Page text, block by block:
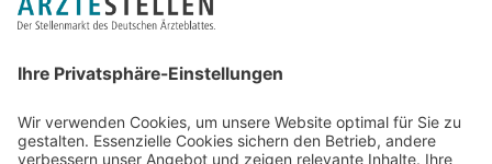
Kontakt
Datenschutz